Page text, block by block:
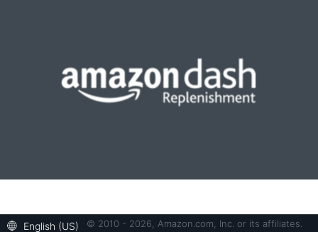
English (US)
© 2010 - 2026, Amazon.com, Inc. or its affiliates.